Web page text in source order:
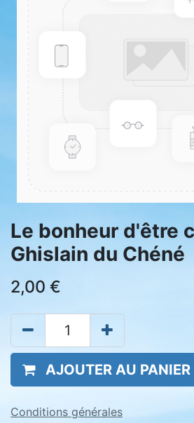
Le bonheur d'être
Ghislain du Chéné
2,00 €
AJOUTER AU PANIER
Conditions générales